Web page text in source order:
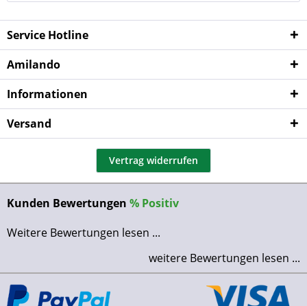
Service Hotline
Amilando
Informationen
Versand
Vertrag widerrufen
Kunden Bewertungen % Positiv
Weitere Bewertungen lesen ...
weitere Bewertungen lesen ...